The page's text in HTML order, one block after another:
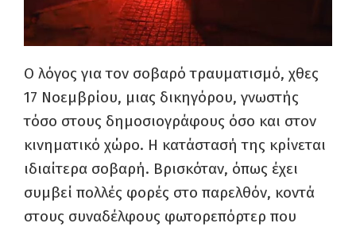
Ο λόγος για τον σοβαρό τραυματισμό, χθες
17 Νοεμβρίου, μιας δικηγόρου, γνωστής
τόσο στους δημοσιογράφους όσο και στον
κινηματικό χώρο. Η κατάστασή της κρίνεται
ιδιαίτερα σοβαρή. Βρισκόταν, όπως έχει
συμβεί πολλές φορές στο παρελθόν, κοντά
στους συναδέλφους φωτορεπόρτερ που